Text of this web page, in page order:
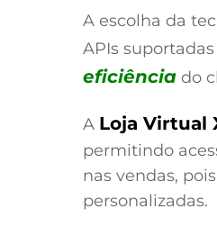
A escolha da
APIs
eficiência do
A Loja Virtual
permitindo
nas vendas,
personalizadas.